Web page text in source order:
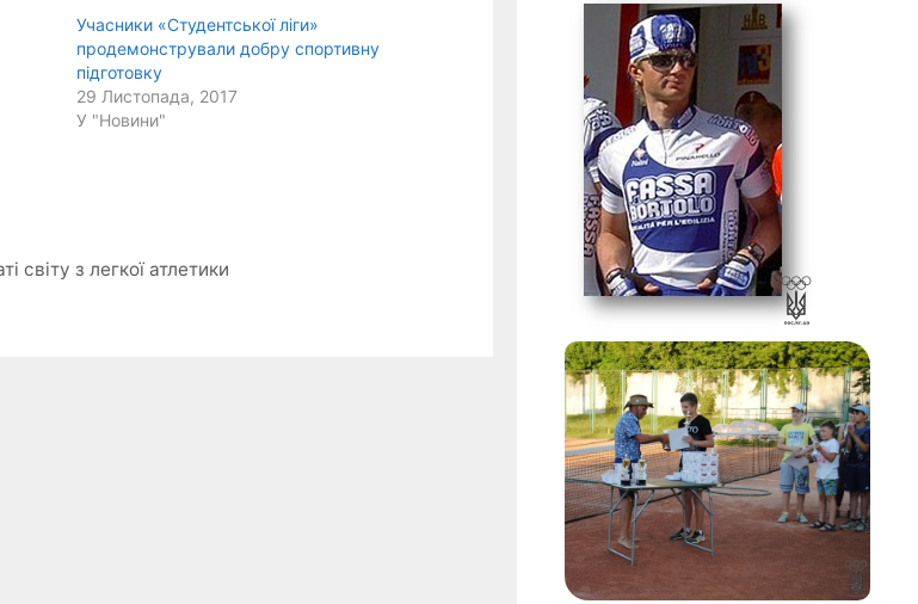
Учасники «Студентської ліги»
продемонстрували добру спортивну
підготовку
29 Листопада, 2017
У "Новини"
з легкої атлетики